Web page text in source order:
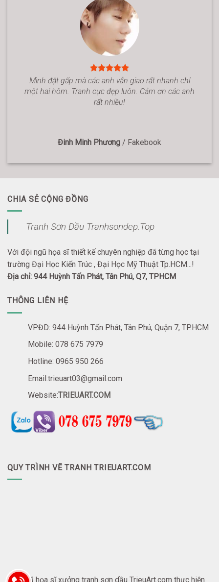
Mình đặt gấp mà các anh vẫn giao rất nhanh chỉ
một hai hôm. Tranh cực đẹp luôn. Cảm ơn các anh
rất nhiều!
Đinh Minh Phương / Fakebook
CHIA SẺ CỘNG ĐỒNG
Tranh Sơn Dầu Tranhsondep.Top
Với đội ngũ họa sĩ thiết kế chuyên nghiệp đã từng học tại
trường Đại Học Kiến Trúc , Đại Học Mỹ Thuật Tp.HCM...!
Địa chỉ: 944 Huỳnh Tấn Phát, Tân Phú, Q7, TPHCM
THÔNG LIÊN HỆ
VPĐD: 944 Huỳnh Tấn Phát, Tân Phú, Quận 7, TP.HCM
Mobile: 078 675 7979
Hotline: 0965 950 266
Email:trieuart03@gmail.com
Website:TRIEUART.COM
QUY TRÌNH VẼ TRANH TRIEUART.COM
Đội ngũ họa sĩ xưởng tranh sơn dầu TrieuArt.com thực hiện